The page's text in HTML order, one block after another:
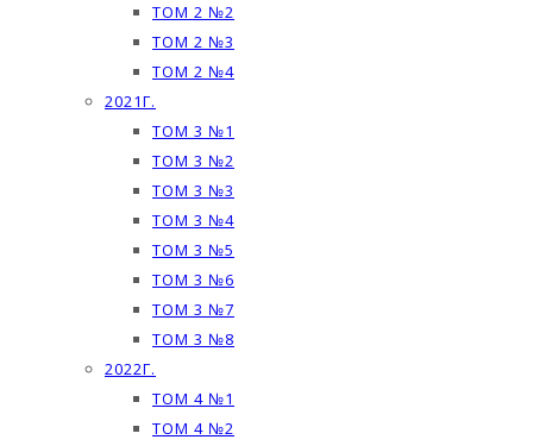
ТОМ 2 №2
ТОМ 2 №3
ТОМ 2 №4
2021Г.
ТОМ 3 №1
ТОМ 3 №2
ТОМ 3 №3
ТОМ 3 №4
ТОМ 3 №5
ТОМ 3 №6
ТОМ 3 №7
ТОМ 3 №8
2022Г.
ТОМ 4 №1
ТОМ 4 №2